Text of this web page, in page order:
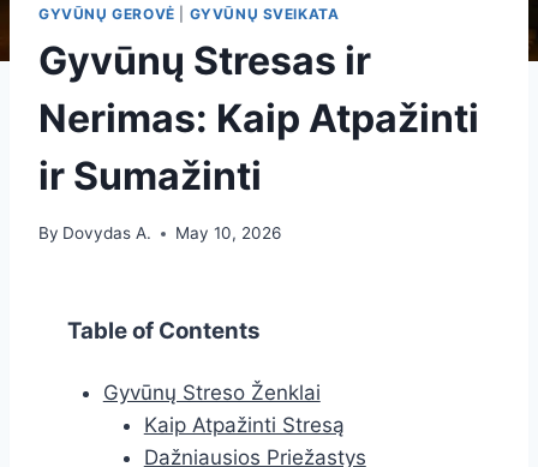
GYVŪNŲ GEROVĖ GYVŪNŲ SVEIKATA
Gyvūnų Stresas ir
Nerimas: Kaip Atpažinti
ir Sumažinti
By Dovydas A. May 10, 2026
Table of Contents
Gyvūnų Streso Ženklai
Kaip Atpažinti Stresą
Dažniausios Priežastys